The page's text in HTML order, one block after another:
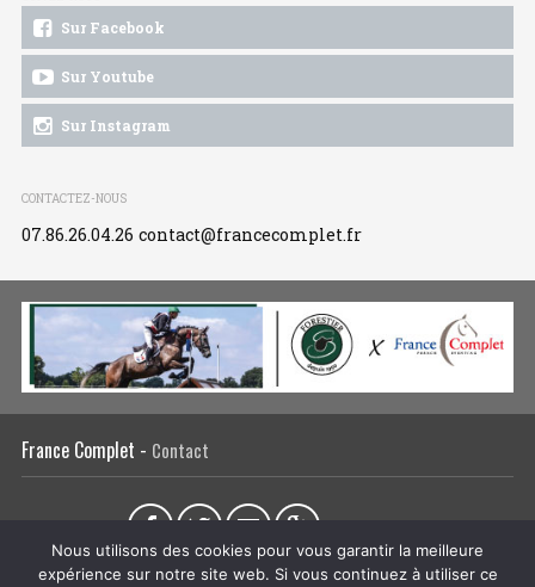
Sur Facebook
Sur Youtube
Sur Instagram
CONTACTEZ-NOUS
07.86.26.04.26 contact@francecomplet.fr
France Complet - Contact
L’association Actualités Tous les évènements Liens utiles
Nous utilisons des cookies pour vous garantir la meilleure
expérience sur notre site web. Si vous continuez à utiliser ce